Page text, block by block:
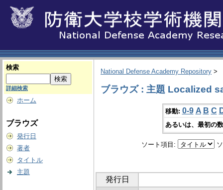
検索
詳細検索
ホーム
ブラウズ
発行日
著者
タイトル
主題
National Defense Academy Repository >
ブラウズ : 主題 Localized
移動: 0-9 A B C
あるいは、最初の
ソート項目:
発行日